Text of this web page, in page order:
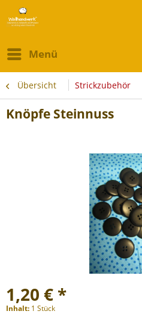
Menü
Übersicht Strickzubehör
Knöpfe Steinnuss
1,20 € *
Inhalt: 1 Stück